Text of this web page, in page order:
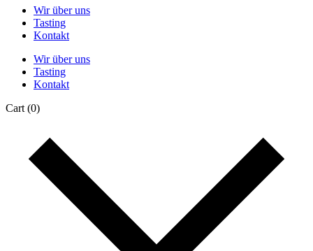
Wir über uns
Tasting
Kontakt
Wir über uns
Tasting
Kontakt
Cart (0)